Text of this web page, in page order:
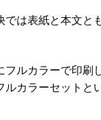
では表紙と本文と
フルカラーで印刷
ルカラーセットと